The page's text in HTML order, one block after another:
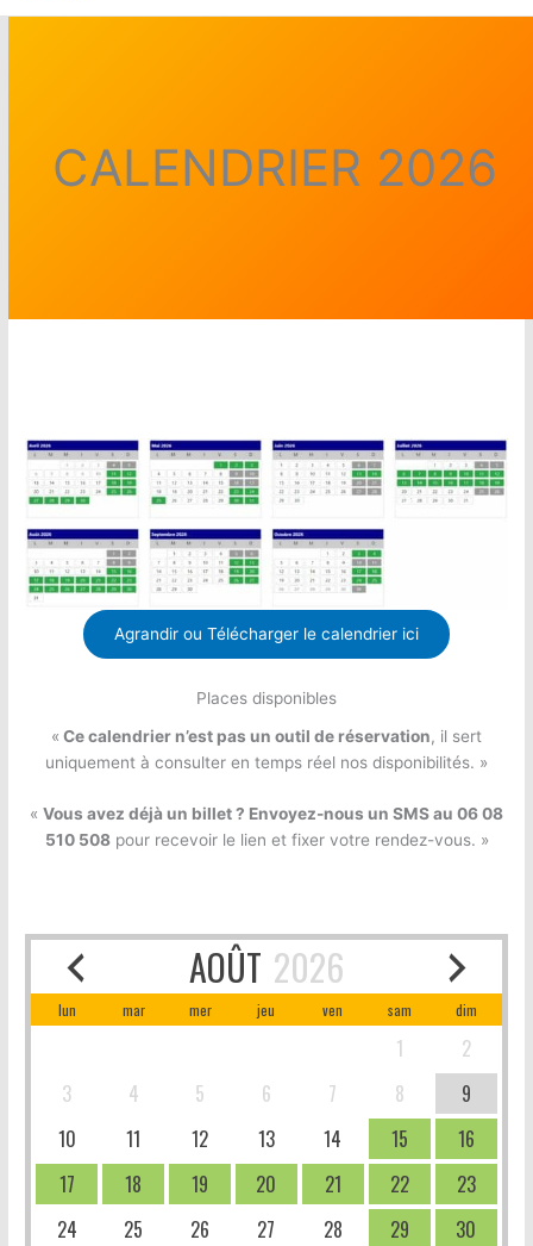
CALENDRIER 2026
Agrandir ou Télécharger le calendrier ici
Places disponibles
« Ce calendrier n’est pas un outil de réservation, il sert
uniquement à consulter en temps réel nos disponibilités. »
« Vous avez déjà un billet ? Envoyez-nous un SMS au 06 08
510 508pour recevoir le lien et fixer votre rendez-vous. »
AOÛT 2026
lun mar mer jeu ven sam dim
1
2
3
4 5 6 7 8
9
10
11 12 13 14 15
16
17
18 19 20 21 22
23
24
25 26 27 28 29
30